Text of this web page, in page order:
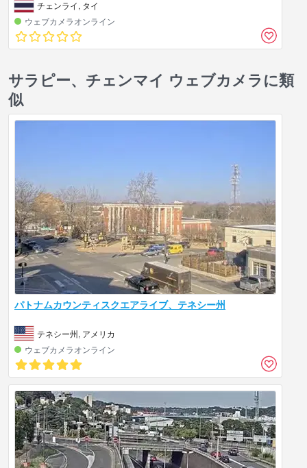
チェンライ, タイ
ウェブカメラオンライン
サラピー、チェンマイ ウェブカメラに類
似
パトナムカウンティスクエアライブ、テネシー州
テネシー州, アメリカ
ウェブカメラオンライン